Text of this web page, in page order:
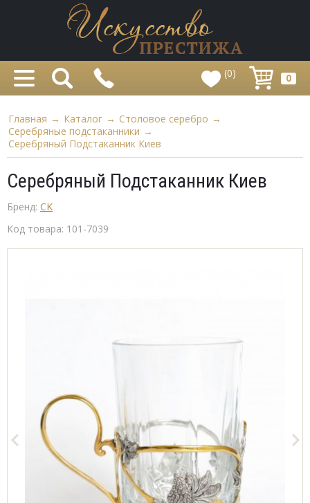
(0) 0
Главная → Каталог → Столовое серебро →
Серебряные подстаканники →
Серебряный Подстаканник Киев
Серебряный Подстаканник Киев
Бренд: CK
Код товара: 101-7039